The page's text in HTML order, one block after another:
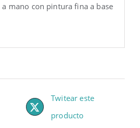
a mano con pintura fina a base
Twitear este
producto